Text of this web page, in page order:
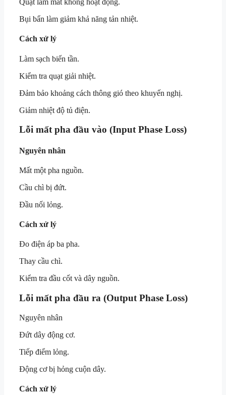
Quạt làm mát không hoạt động.
Bụi bẩn làm giảm khả năng tản nhiệt.
Cách xử lý
Làm sạch biến tần.
Kiểm tra quạt giải nhiệt.
Đảm bảo khoảng cách thông gió theo khuyến nghị.
Giảm nhiệt độ tủ điện.
Lỗi mất pha đầu vào (Input Phase Loss)
Nguyên nhân
Mất một pha nguồn.
Cầu chì bị đứt.
Đầu nối lỏng.
Cách xử lý
Đo điện áp ba pha.
Thay cầu chì.
Kiểm tra đầu cốt và dây nguồn.
Lỗi mất pha đầu ra (Output Phase Loss)
Nguyên nhân
Đứt dây động cơ.
Tiếp điểm lỏng.
Động cơ bị hỏng cuộn dây.
Cách xử lý